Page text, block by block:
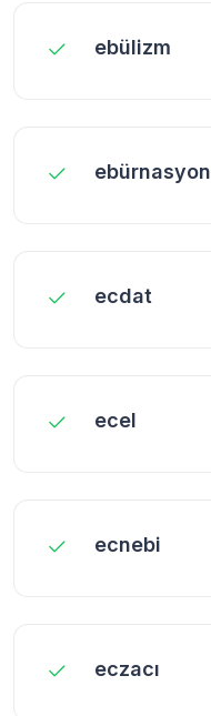
ebülizm
ebürnasyon
ecdat
ecel
ecnebi
eczacı